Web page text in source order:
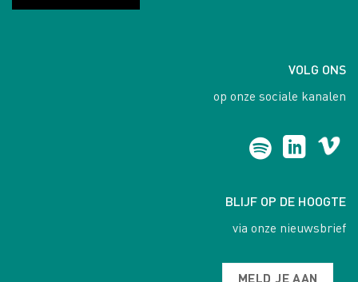
VOLG ONS
op onze sociale kanalen
BLIJF OP DE HOOGTE
via onze nieuwsbrief
MELD JE AAN